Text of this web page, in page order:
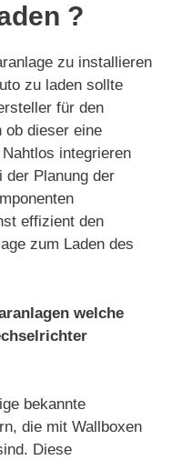
?
zu installieren
zu laden sollte
für den
ob dieser eine
integrieren
der Planung der
effizient den
zum Laden des
welche
bekannte
die mit Wallboxen
Diese